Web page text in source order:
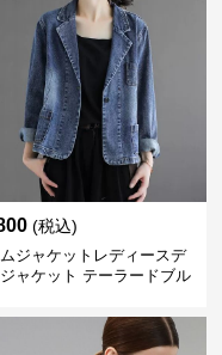
(税込)
ジャケットレディースデ
ャケット テーラードブル